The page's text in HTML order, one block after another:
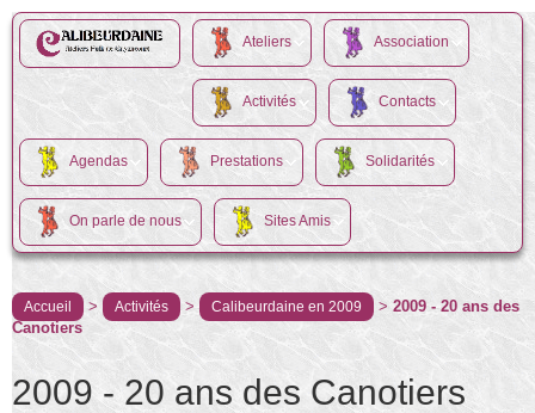
Ateliers Association
Activités Contacts
Agendas Prestations Solidarités
On parle de nous Sites Amis
Accueil > Activités > Calibeurdaine en 2009 > 2009 - 20 ans des
Canotiers
2009 - 20 ans des Canotiers